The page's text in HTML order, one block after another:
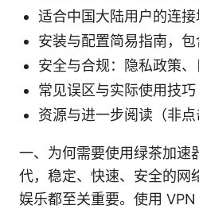
适合中国大陆用户的连
安装与配置简易指南，
安全与合规：隐私政策
常见误区与实际使用技巧
资源与进一步阅读（非点
一、为何需要使用绿茶加速
代，稳定、快速、安全的网
娱乐都至关重要。使用 VPN